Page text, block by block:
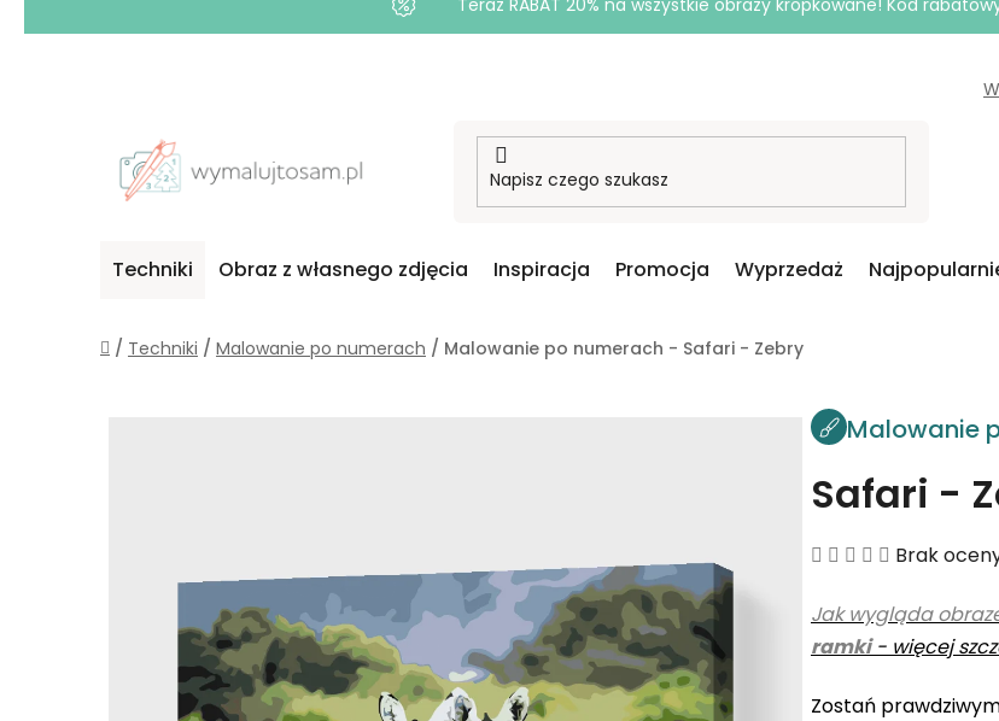
Teraz RABAT 20% na wszystkie obrazy kropkowane! Kod
Techniki Obraz z własnego zdjęcia Inspiracja Promocja Wyprzedaż
Home
/ Techniki / Malowanie po numerach / Malowanie po numerach - Safari - Zebry
Malowanie
Safari -
Średnia
produktu
wynosi
Brak
Jak wygląda
ramki- więcej
Zostań